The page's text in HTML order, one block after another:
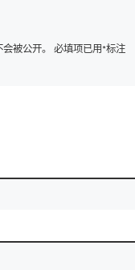
被公开。 必填项已用*标注